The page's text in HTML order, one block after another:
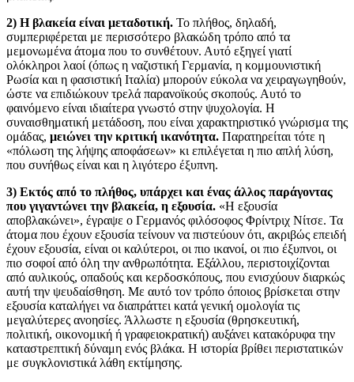
2) Η βλακεία είναι μεταδοτική. Το πλήθος, δηλαδή,
συμπεριφέρεται με περισσότερο βλακώδη τρόπο από τα
μεμονωμένα άτομα που το συνθέτουν. Αυτό εξηγεί γιατί
ολόκληροι λαοί (όπως η ναζιστική Γερμανία, η κομμουνιστική
Ρωσία και η φασιστική Ιταλία) μπορούν εύκολα να χειραγωγηθούν,
ώστε να επιδιώκουν τρελά παρανοϊκούς σκοπούς. Αυτό το
φαινόμενο είναι ιδιαίτερα γνωστό στην ψυχολογία. Η
συναισθηματική μετάδοση, που είναι χαρακτηριστικό γνώρισμα της
ομάδας, μειώνει την κριτική ικανότητα. Παρατηρείται τότε η
«πόλωση της λήψης αποφάσεων» κι επιλέγεται η πιο απλή λύση,
που συνήθως είναι και η λιγότερο έξυπνη.
3) Εκτός από το πλήθος, υπάρχει και ένας άλλος παράγοντας
που γιγαντώνει την βλακεία, η εξουσία. «Η εξουσία
αποβλακώνει», έγραψε ο Γερμανός φιλόσοφος Φρίντριχ Νίτσε. Τα
άτομα που έχουν εξουσία τείνουν να πιστεύουν ότι, ακριβώς επειδή
έχουν εξουσία, είναι οι καλύτεροι, οι πιο ικανοί, οι πιο έξυπνοι, οι
πιο σοφοί από όλη την ανθρωπότητα. Εξάλλου, περιστοιχίζονται
από αυλικούς, οπαδούς και κερδοσκόπους, που ενισχύουν διαρκώς
αυτή την ψευδαίσθηση. Με αυτό τον τρόπο όποιος βρίσκεται στην
εξουσία καταλήγει να διαπράττει κατά γενική ομολογία τις
μεγαλύτερες ανοησίες. Άλλωστε η εξουσία (θρησκευτική,
πολιτική, οικονομική ή γραφειοκρατική) αυξάνει κατακόρυφα την
καταστρεπτική δύναμη ενός βλάκα. Η ιστορία βρίθει περιστατικών
με συγκλονιστικά λάθη εκτίμησης.